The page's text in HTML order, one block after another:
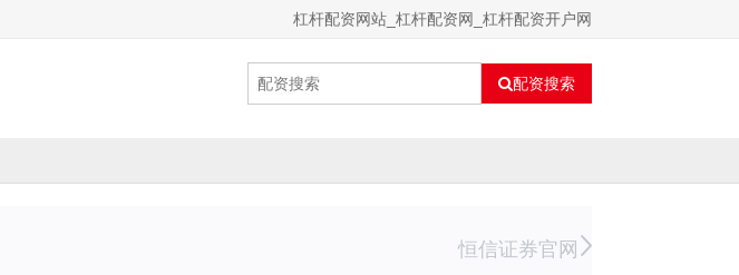
杠杆配资网站_杠杆配资网_杠杆配资开户网
配资搜索
恒信证券官网